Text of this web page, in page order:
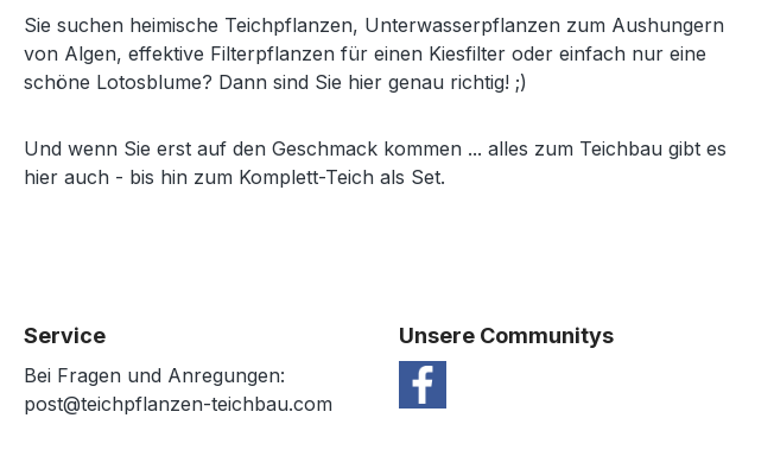
Sie suchen heimische Teichpflanzen, Unterwasserpflanzen zum Aushungern
von Algen, effektive Filterpflanzen für einen Kiesfilter oder einfach nur eine
schöne Lotosblume? Dann sind Sie hier genau richtig! ;)
Und wenn Sie erst auf den Geschmack kommen ... alles zum Teichbau gibt es
hier auch - bis hin zum Komplett-Teich als Set.
Service
Bei Fragen und Anregungen:
post@teichpflanzen-teichbau.com
Unsere Communitys